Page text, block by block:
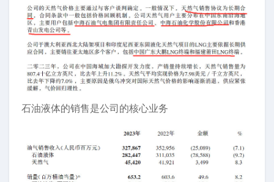
石油液体的销售是公司的核心业务